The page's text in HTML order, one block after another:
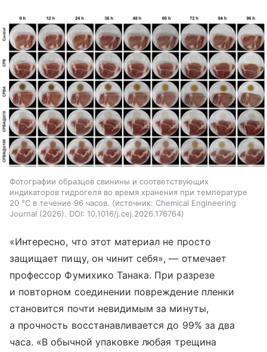
Фотографии образцов свинины и соответствующих
индикаторов гидрогеля во время хранения при температуре
20 °C в течение 96 часов.
источник: Chemical Engineering
Journal (2026). DOI: 10.1016/j.cej.2026.176764
«Интересно, что этот материал не просто
защищает пищу, он чинит себя», — отмечает
профессор Фумихико Танака. При разрезе
и повторном соединении повреждение пленки
становится почти невидимым за минуты,
а прочность восстанавливается до 99% за два
часа. «В обычной упаковке любая трещина